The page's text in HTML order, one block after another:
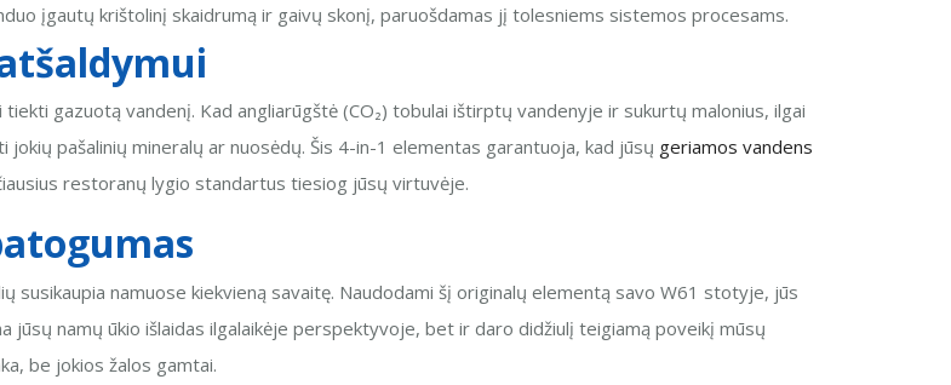
įgautų krištolinį skaidrumą ir gaivų skonį, paruošdamas jį tolesniems sistemos procesams.
gazuotą vandenį. Kad angliarūgštė (CO₂) tobulai ištirptų vandenyje ir sukurtų malonius, ilgai
pašalinių mineralų ar nuosėdų. Šis 4-in-1 elementas garantuoja, kad jūsų geriamos vandens
restoranų lygio standartus tiesiog jūsų virtuvėje.
susikaupia namuose kiekvieną savaitę. Naudodami šį originalų elementą savo W61 stotyje, jūs
jūsų namų ūkio išlaidas ilgalaikėje perspektyvoje, bet ir daro didžiulį teigiamą poveikį mūsų
be jokios žalos gamtai.